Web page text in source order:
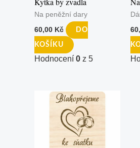
Na peněžní dary
60,00 Kč DO
KOŠÍKU
Hodnocení 0 z 5